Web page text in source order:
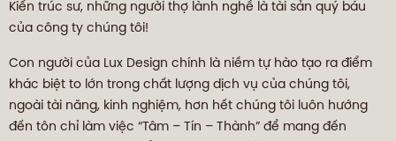
Kiến trúc sư, những người thợ lành nghề là tài sản quý báu
của công ty chúng tôi!
Con người của Lux Design chính là niềm tự hào tạo ra điểm
khác biệt to lớn trong chất lượng dịch vụ của chúng tôi,
ngoài tài năng, kinh nghiệm, hơn hết chúng tôi luôn hướng
đến tôn chỉ làm việc “Tâm – Tín – Thành” để mang đến